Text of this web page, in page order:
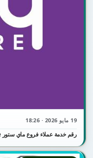
19 مايو 2026 · 18:26
رقم خدمة عملاء فروع ماي ستور mystore السعودية الموحد واتساب 1448